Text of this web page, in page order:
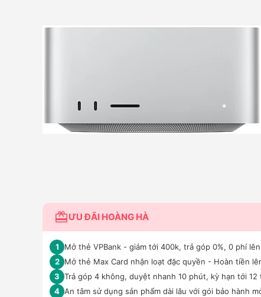
ƯU ĐÃI HOÀNG HÀ
1 Mở thẻ VPBank - giảm tới 400k, trả góp 0%, 0 phí
2 Mở thẻ Max Card nhận loạt đặc quyền - Hoàn tiền
3 Trả góp 4 không, duyệt nhanh 10 phút, kỳ hạn tới
4 An tâm sử dụng sản phẩm dài lâu với gói bảo hành